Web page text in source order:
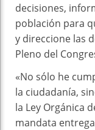
decisiones,
población para
y direccione las
Pleno del
«No sólo he
la ciudadanía,
la Ley Orgánica
mandata